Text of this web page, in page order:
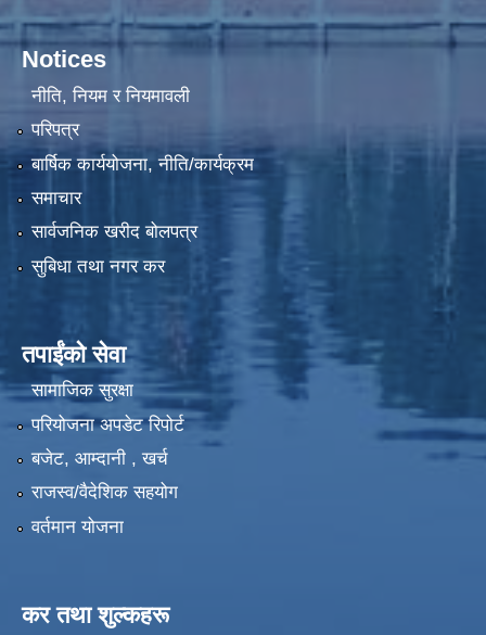
Notices
नीति, नियम र नियमावली
परिपत्र
बार्षिक कार्ययोजना, नीति/कार्यक्रम
समाचार
सार्वजनिक खरीद बोलपत्र
सुबिधा तथा नगर कर
तपाईंको सेवा
सामाजिक सुरक्षा
परियोजना अपडेट रिपोर्ट
बजेट, आम्दानी , खर्च
राजस्व/वैदेशिक सहयोग
वर्तमान योजना
कर तथा शुल्कहरू